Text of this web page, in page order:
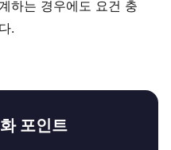
하는 경우에도 요건 충
.
포인트